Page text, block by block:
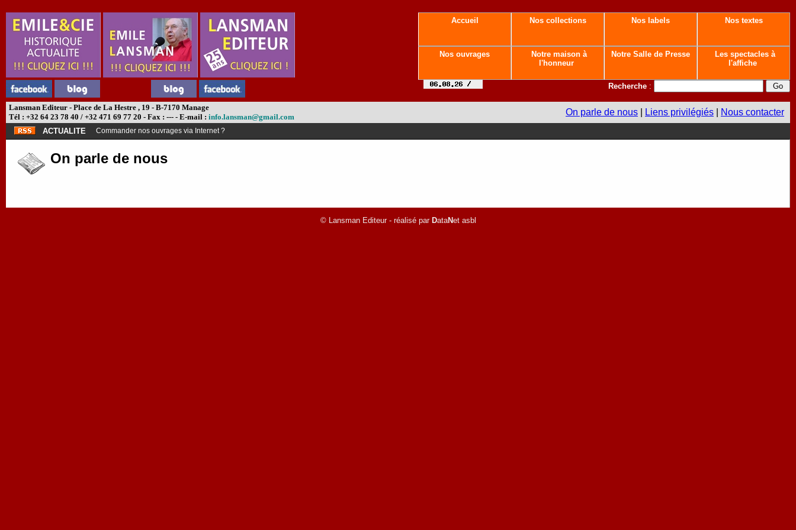
Accueil Nos collections Nos labels Nos textes
Nos ouvrages
Notre maison à
l'honneur
Notre Salle de Presse
Les spectacles à
l'affiche
Recherche :
Lansman Editeur - Place de La Hestre , 19 - B-7170 Manage
Tél : +32 64 23 78 40 / +32 471 69 77 20 - Fax : --- - E-mail : info.lansman@gmail.com On parle de nous Liens privilégiés Nous contacter
ACTUALITE Commander nos ouvrages via Internet ?
On parle de nous
© Lansman Editeur - réalisé par DataNet asbl